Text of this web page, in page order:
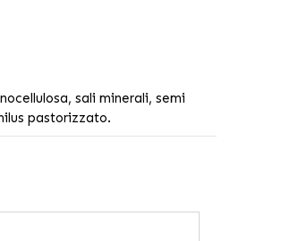
sali minerali, semi
pastorizzato.